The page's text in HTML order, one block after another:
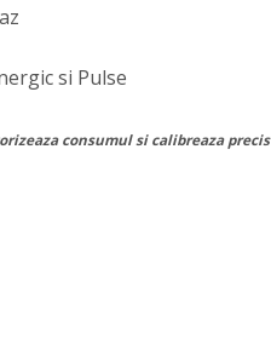
si Pulse
consumul si calibreaza